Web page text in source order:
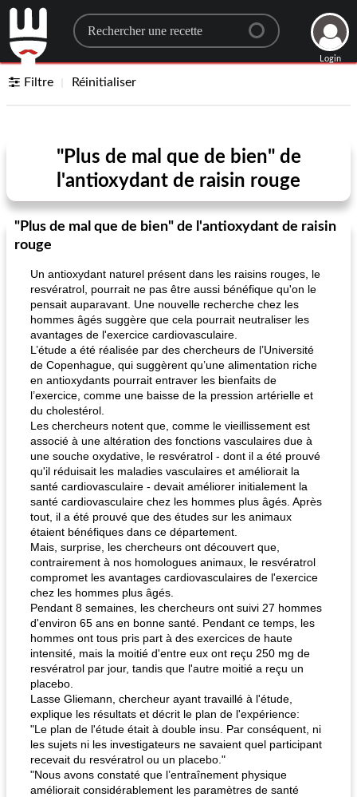
Search for a recipe
Login
Filtre Réinitialiser
"Plus de mal que de bien" de
l'antioxydant de raisin rouge
"Plus de mal que de bien" de l'antioxydant de raisin
rouge
Un antioxydant naturel présent dans les raisins rouges, le
resvératrol, pourrait ne pas être aussi bénéfique qu'on le
pensait auparavant. Une nouvelle recherche chez les
hommes âgés suggère que cela pourrait neutraliser les
avantages de l'exercice cardiovasculaire.
L’étude a été réalisée par des chercheurs de l’Université
de Copenhague, qui suggèrent qu’une alimentation riche
en antioxydants pourrait entraver les bienfaits de
l’exercice, comme une baisse de la pression artérielle et
du cholestérol.
Les chercheurs notent que, comme le vieillissement est
associé à une altération des fonctions vasculaires due à
une souche oxydative, le resvératrol - dont il a été prouvé
qu'il réduisait les maladies vasculaires et améliorait la
santé cardiovasculaire - devait améliorer initialement la
santé cardiovasculaire chez les hommes plus âgés. Après
tout, il a été prouvé que des études sur les animaux
étaient bénéfiques dans ce département.
Mais, surprise, les chercheurs ont découvert que,
contrairement à nos homologues animaux, le resvératrol
compromet les avantages cardiovasculaires de l'exercice
chez les hommes plus âgés.
Pendant 8 semaines, les chercheurs ont suivi 27 hommes
d'environ 65 ans en bonne santé. Pendant ce temps, les
hommes ont tous pris part à des exercices de haute
intensité, mais la moitié d'entre eux ont reçu 250 mg de
resvératrol par jour, tandis que l'autre moitié a reçu un
placebo.
Lasse Gliemann, chercheur ayant travaillé à l'étude,
explique les résultats et décrit le plan de l'expérience:
"Le plan de l'étude était à double insu. Par conséquent, ni
les sujets ni les investigateurs ne savaient quel participant
recevait du resvératrol ou un placebo."
"Nous avons constaté que l’entraînement physique
améliorait considérablement les paramètres de santé